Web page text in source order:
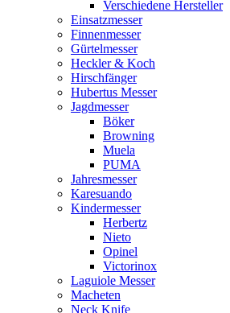
Verschiedene Hersteller
Einsatzmesser
Finnenmesser
Gürtelmesser
Heckler & Koch
Hirschfänger
Hubertus Messer
Jagdmesser
Böker
Browning
Muela
PUMA
Jahresmesser
Karesuando
Kindermesser
Herbertz
Nieto
Opinel
Victorinox
Laguiole Messer
Macheten
Neck Knife